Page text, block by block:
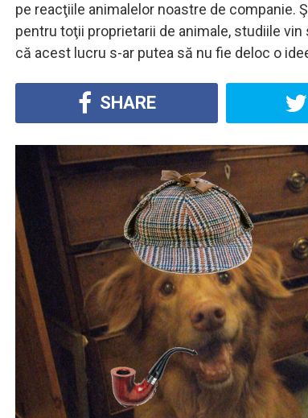
pe reacţiile animalelor noastre de companie.
pentru toţii proprietarii de animale, studiile vin
că acest lucru s-ar putea să nu fie deloc o
SHARE